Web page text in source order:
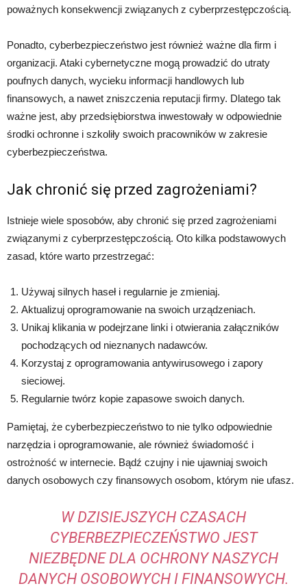
poważnych konsekwencji związanych z cyberprzestępczością.
Ponadto, cyberbezpieczeństwo jest również ważne dla firm i
organizacji. Ataki cybernetyczne mogą prowadzić do utraty
poufnych danych, wycieku informacji handlowych lub
finansowych, a nawet zniszczenia reputacji firmy. Dlatego tak
ważne jest, aby przedsiębiorstwa inwestowały w odpowiednie
środki ochronne i szkoliły swoich pracowników w zakresie
cyberbezpieczeństwa.
Jak chronić się przed zagrożeniami?
Istnieje wiele sposobów, aby chronić się przed zagrożeniami
związanymi z cyberprzestępczością. Oto kilka podstawowych
zasad, które warto przestrzegać:
Używaj silnych haseł i regularnie je zmieniaj.
Aktualizuj oprogramowanie na swoich urządzeniach.
Unikaj klikania w podejrzane linki i otwierania załączników
pochodzących od nieznanych nadawców.
Korzystaj z oprogramowania antywirusowego i zapory
sieciowej.
Regularnie twórz kopie zapasowe swoich danych.
Pamiętaj, że cyberbezpieczeństwo to nie tylko odpowiednie
narzędzia i oprogramowanie, ale również świadomość i
ostrożność w internecie. Bądź czujny i nie ujawniaj swoich
danych osobowych czy finansowych osobom, którym nie ufasz.
W DZISIEJSZYCH CZASACH
CYBERBEZPIECZEŃSTWO JEST
NIEZBĘDNE DLA OCHRONY NASZYCH
DANYCH OSOBOWYCH I FINANSOWYCH.